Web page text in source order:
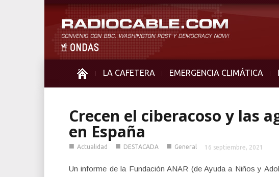
LA CAFETERA EMERGENCIA CLIMÁTICA
Crecen el ciberacoso y las
en España
■ Actualidad ■ DESTACADA ■ General 16 septiembre, 2021
Un informe de la Fundación ANAR (de Ayuda a Niños y